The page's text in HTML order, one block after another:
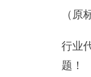
（原
行业
题！